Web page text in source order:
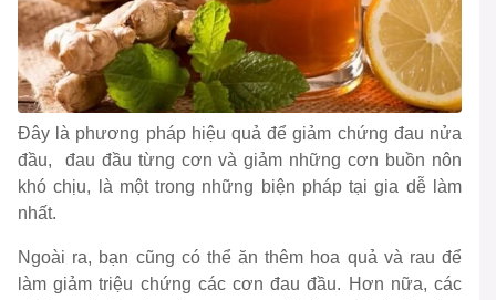
Đây là phương pháp hiệu quả để giảm chứng đau nửa
đầu, đau đầu từng cơn và giảm những cơn buồn nôn
khó chịu, là một trong những biện pháp tại gia dễ làm
nhất.
Ngoài ra, bạn cũng có thể ăn thêm hoa quả và rau để
làm giảm triệu chứng các cơn đau đầu. Hơn nữa, các